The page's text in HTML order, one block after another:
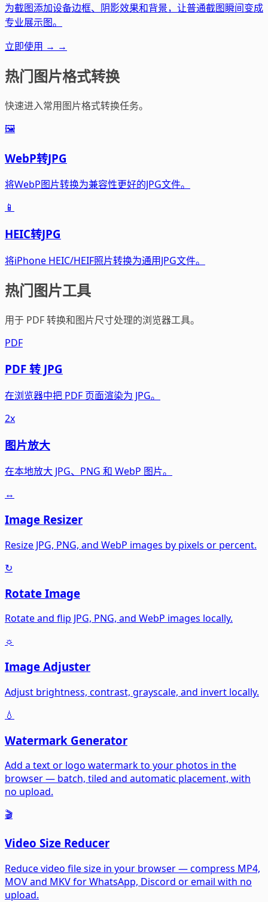
为截图添加设备边框、阴影效果和背景，让普通截图瞬间变成
专业展示图。
立即使用 → →
热门图片格式转换
快速进入常用图片格式转换任务。
🖼️
WebP转JPG
将WebP图片转换为兼容性更好的JPG文件。
📱
HEIC转JPG
将iPhone HEIC/HEIF照片转换为通用JPG文件。
热门图片工具
用于 PDF 转换和图片尺寸处理的浏览器工具。
PDF
PDF 转 JPG
在浏览器中把 PDF 页面渲染为 JPG。
2x
图片放大
在本地放大 JPG、PNG 和 WebP 图片。
↔
Image Resizer
Resize JPG, PNG, and WebP images by pixels or percent.
↻
Rotate Image
Rotate and flip JPG, PNG, and WebP images locally.
☼
Image Adjuster
Adjust brightness, contrast, grayscale, and invert locally.
💧
Watermark Generator
Add a text or logo watermark to your photos in the
browser — batch, tiled and automatic placement, with
no upload.
🎬
Video Size Reducer
Reduce video file size in your browser — compress MP4,
MOV and MKV for WhatsApp, Discord or email with no
upload.